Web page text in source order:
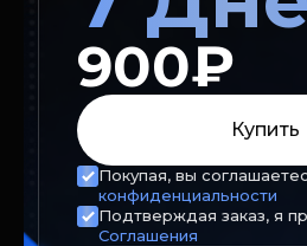
900₽
Купить
Покупая, вы
конфиденциальности
Подтверждая заказ, я
Соглашения